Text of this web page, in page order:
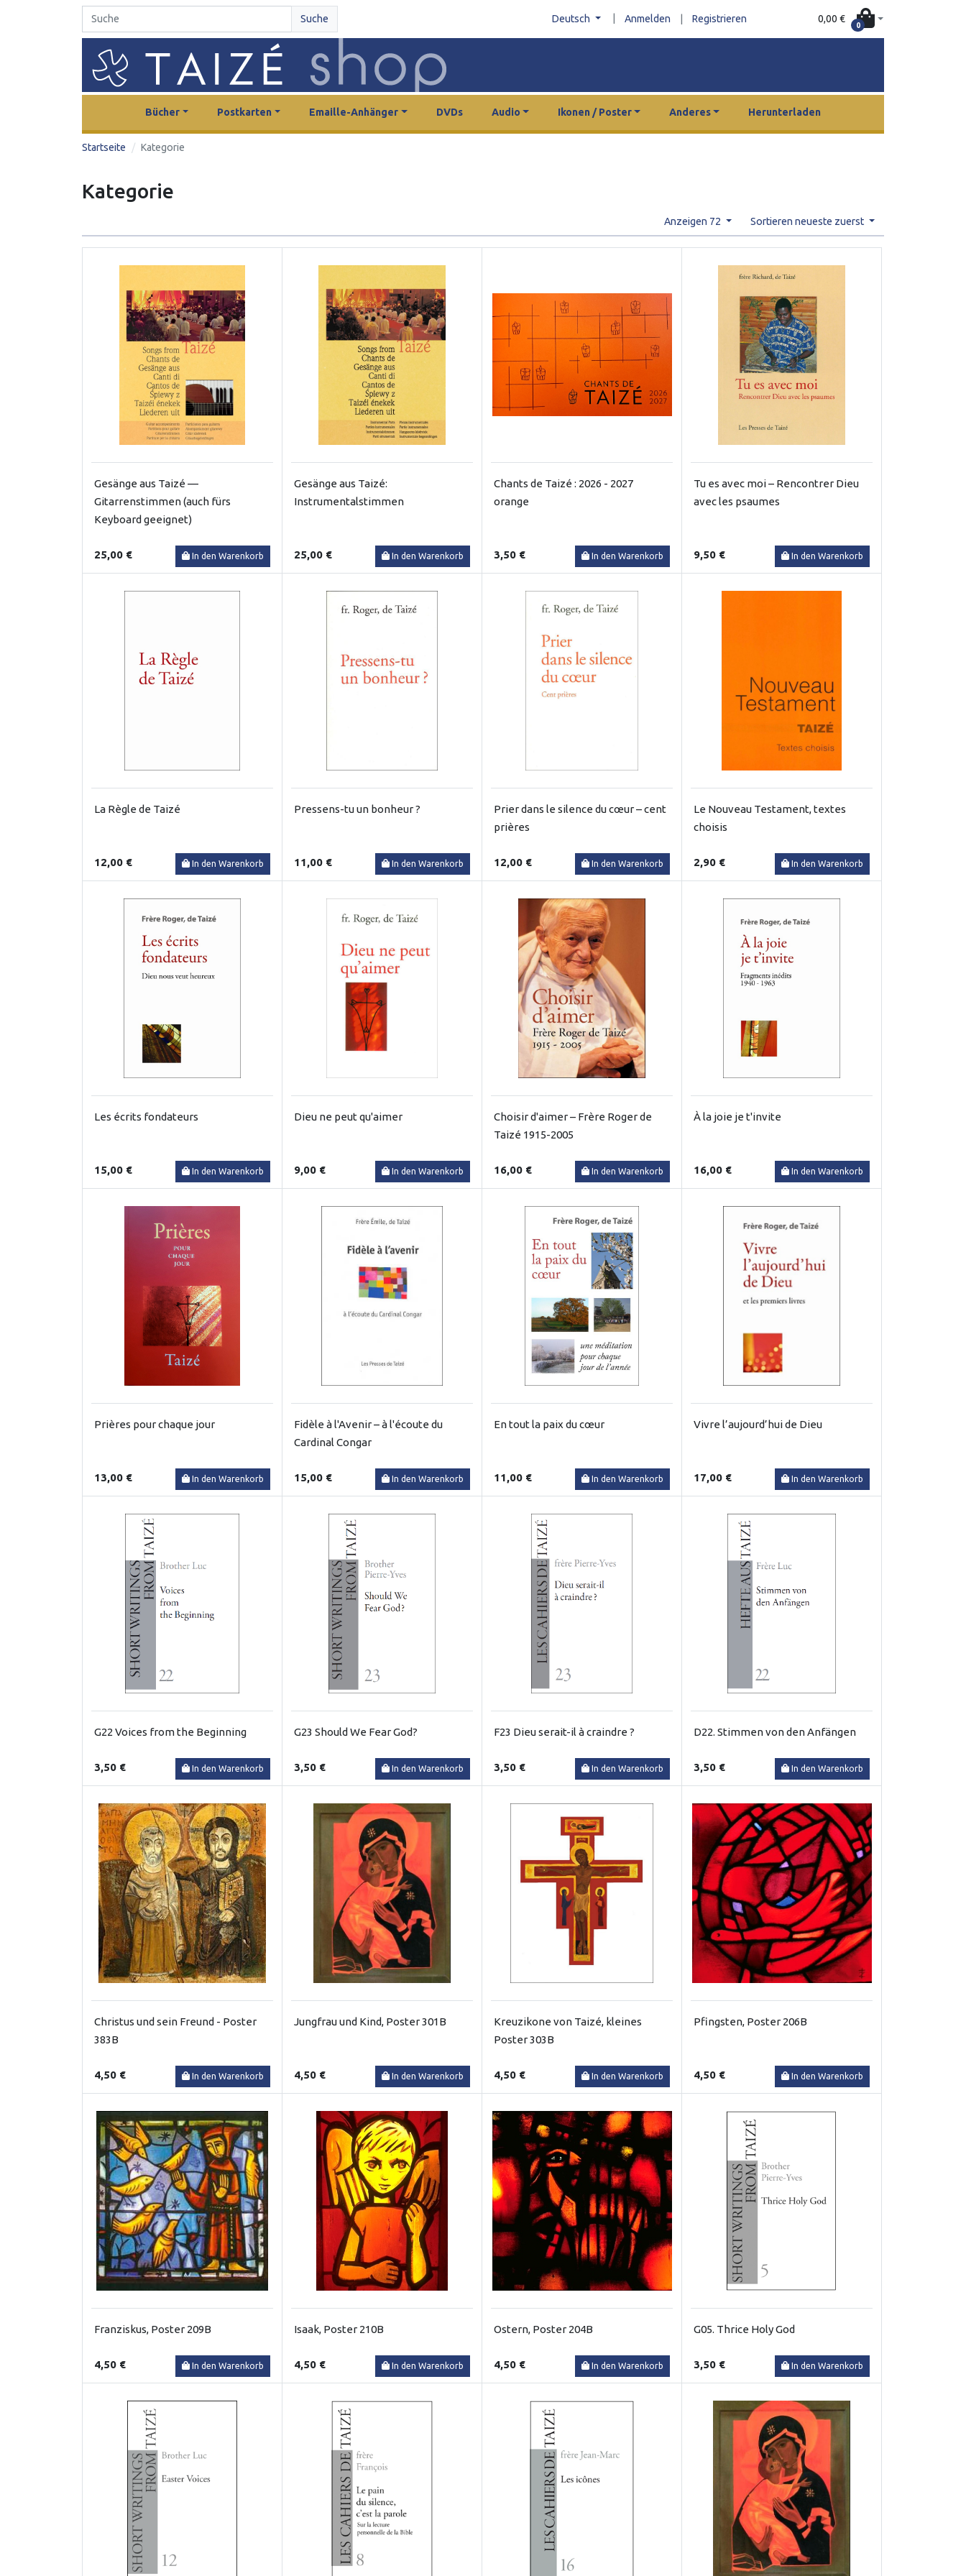
Suche Deutsch Anmelden Registrieren 0,00 €
0
Bücher Postkarten Emaille-Anhänger DVDs Audio Ikonen / Poster Anderes Herunterladen
Startseite Kategorie
Kategorie
Anzeigen 72 Sortieren neueste zuerst
Gesänge aus Taizé —
Gitarrenstimmen (auch fürs
Keyboard geeignet)
25,00 € In den Warenkorb
Gesänge aus Taizé:
Instrumentalstimmen
25,00 € In den Warenkorb
Chants de Taizé : 2026 - 2027
orange
3,50 € In den Warenkorb
Tu es avec moi – Rencontrer Dieu
avec les psaumes
9,50 € In den Warenkorb
La Règle de Taizé
12,00 € In den Warenkorb
Pressens-tu un bonheur ?
11,00 € In den Warenkorb
Prier dans le silence du cœur – cent
prières
12,00 € In den Warenkorb
Le Nouveau Testament, textes
choisis
2,90 € In den Warenkorb
Les écrits fondateurs
15,00 € In den Warenkorb
Dieu ne peut qu'aimer
9,00 € In den Warenkorb
Choisir d'aimer – Frère Roger de
Taizé 1915-2005
16,00 € In den Warenkorb
À la joie je t'invite
16,00 € In den Warenkorb
Prières pour chaque jour
13,00 € In den Warenkorb
Fidèle à l'Avenir – à l'écoute du
Cardinal Congar
15,00 € In den Warenkorb
En tout la paix du cœur
11,00 € In den Warenkorb
Vivre l’aujourd’hui de Dieu
17,00 € In den Warenkorb
G22 Voices from the Beginning
3,50 € In den Warenkorb
G23 Should We Fear God?
3,50 € In den Warenkorb
F23 Dieu serait-il à craindre ?
3,50 € In den Warenkorb
D22. Stimmen von den Anfängen
3,50 € In den Warenkorb
Christus und sein Freund - Poster
383B
4,50 € In den Warenkorb
Jungfrau und Kind, Poster 301B
4,50 € In den Warenkorb
Kreuzikone von Taizé, kleines
Poster 303B
4,50 € In den Warenkorb
Pfingsten, Poster 206B
4,50 € In den Warenkorb
Franziskus, Poster 209B
4,50 € In den Warenkorb
Isaak, Poster 210B
4,50 € In den Warenkorb
Ostern, Poster 204B
4,50 € In den Warenkorb
G05. Thrice Holy God
3,50 € In den Warenkorb